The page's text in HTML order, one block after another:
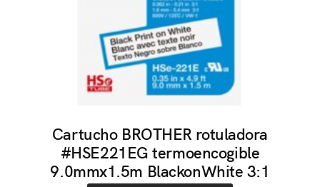
Cartucho BROTHER rotuladora
#HSE221EG termoencogible
9.0mmx1.5m BlackonWhite 3:1